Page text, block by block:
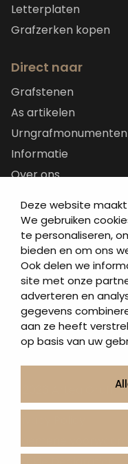
Deze website
We gebruiken
te personaliseren,
bieden en om ons
Ook delen we
site met onze
adverteren en
gegevens
aan ze heeft
op basis van uw
Letterplaten
Grafzerken kopen
Direct naar
Grafstenen
As artikelen
Urngrafmonumenten
Informatie
Over ons
Artea in de buurt
Onze werkwijze
Urnen en as
Volg ons op:
© 2026 Artea